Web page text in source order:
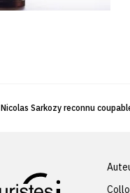
Nicolas Sarkozy reconnu